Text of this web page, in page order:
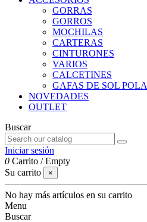
GORRAS
GORROS
MOCHILAS
CARTERAS
CINTURONES
VARIOS
CALCETINES
GAFAS DE SOL
NOVEDADES
OUTLET
Buscar
Iniciar sesión
0 Carrito /Empty
Su carrito
×
No hay más artículos en su carrito
Menu
Buscar